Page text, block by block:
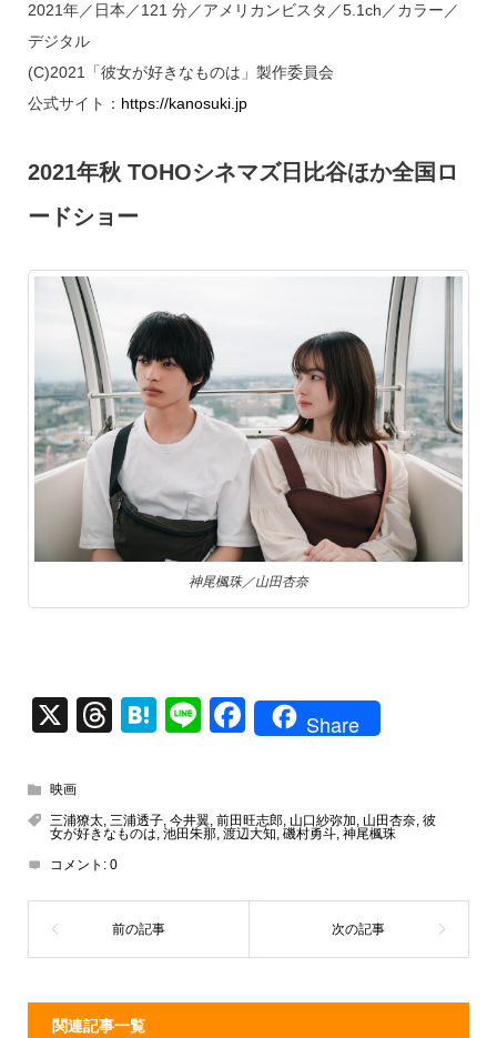
2021年／日本／121 分／アメリカンビスタ／5.1ch／カラー／
デジタル
(C)2021「彼女が好きなものは」製作委員会
公式サイト： https://kanosuki.jp
2021年秋 TOHOシネマズ日比谷ほか全国ロ
ードショー
神尾楓珠／山田杏奈
X
T
a
d
s
H
n
Li
F
e
o
k
Share
映画
三浦獠太, 三浦透子, 今井翼, 前田旺志郎, 山口紗弥加, 山田杏奈, 彼
女が好きなものは, 池田朱那, 渡辺大知, 磯村勇斗, 神尾楓珠
コメント: 0
関連記事一覧